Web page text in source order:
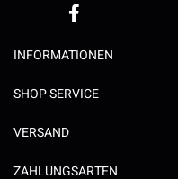
INFORMATIONEN
SHOP SERVICE
VERSAND
ZAHLUNGSARTEN